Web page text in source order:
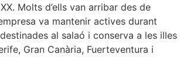
Molts d’ells van arribar des de
va mantenir actives durant
al salaó i conserva a les illes
Gran Canària, Fuerteventura i